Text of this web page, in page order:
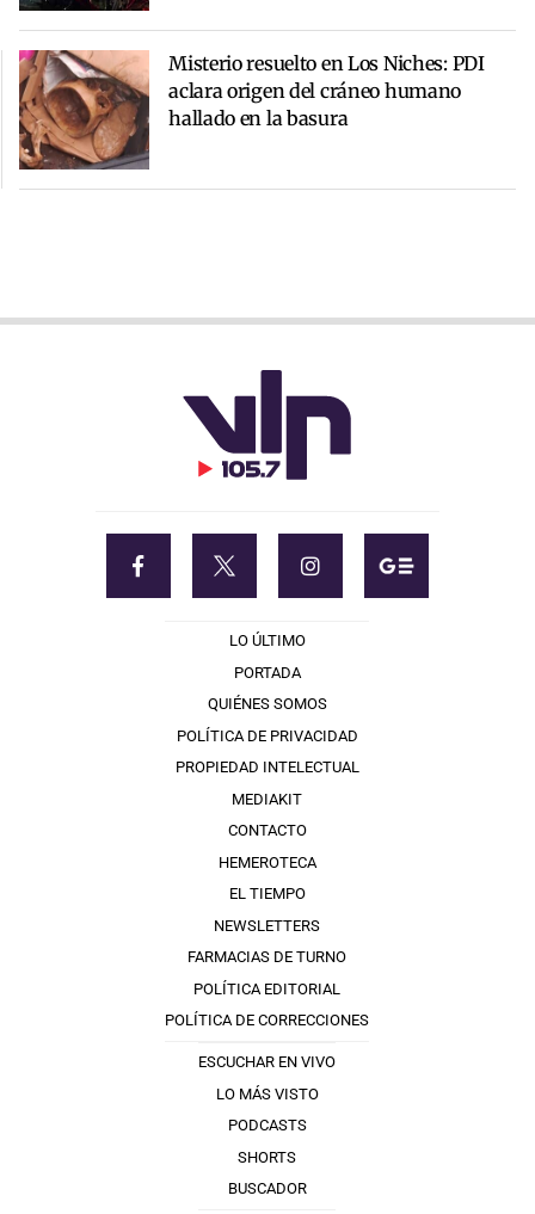
Misterio resuelto en Los Niches: PDI
aclara origen del cráneo humano
hallado en la basura
LO ÚLTIMO
PORTADA
QUIÉNES SOMOS
POLÍTICA DE PRIVACIDAD
PROPIEDAD INTELECTUAL
MEDIAKIT
CONTACTO
HEMEROTECA
EL TIEMPO
NEWSLETTERS
FARMACIAS DE TURNO
POLÍTICA EDITORIAL
POLÍTICA DE CORRECCIONES
ESCUCHAR EN VIVO
LO MÁS VISTO
PODCASTS
SHORTS
BUSCADOR